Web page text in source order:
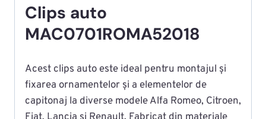
Clips auto
MAC0701ROMA52018
Acest clips auto este ideal pentru montajul și
fixarea ornamentelor și a elementelor de
capitonaj la diverse modele Alfa Romeo, Citroen,